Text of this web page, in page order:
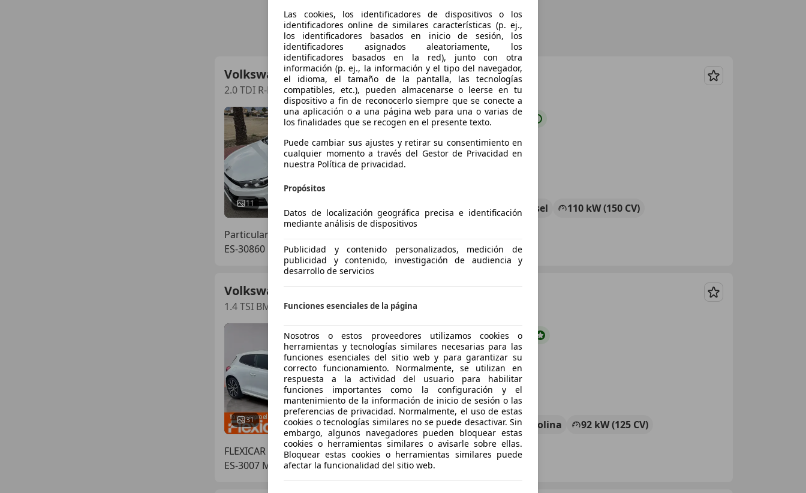
Volkswagen Scirocco
2.0 TDI R-Line (Blue Motion Technologie)
Guardar
11
€ 19.999 Precio justo
12/2016 46.000 km Diésel
110 kW (150 CV)
Particular
ES-30860 Puerto De Mazarron
Volkswagen Scirocco
1.4 TSI BMT R-Line
Guardar
31
€ 13.490 Súperoferta
01/2017 97.000 km Gasolina
92 kW (125 CV)
FLEXICAR MURCIA.
ES-3007 MURCIA
Las cookies, los identificadores de dispositivos o los
identificadores online de similares características (p. ej.,
los identificadores basados en inicio de sesión, los
identificadores asignados aleatoriamente, los
identificadores basados en la red), junto con otra
información (p. ej., la información y el tipo del navegador,
el idioma, el tamaño de la pantalla, las tecnologías
compatibles, etc.), pueden almacenarse o leerse en tu
dispositivo a fin de reconocerlo siempre que se conecte a
una aplicación o a una página web para una o varias de
los finalidades que se recogen en el presente texto.
Puede cambiar sus ajustes y retirar su consentimiento en
cualquier momento a través del Gestor de Privacidad en
nuestra Política de privacidad.
Propósitos
Datos de localización geográfica precisa e identificación
mediante análisis de dispositivos
Publicidad y contenido personalizados, medición de
publicidad y contenido, investigación de audiencia y
desarrollo de servicios
Funciones esenciales de la página
Nosotros o estos proveedores utilizamos cookies o
herramientas y tecnologías similares necesarias para las
funciones esenciales del sitio web y para garantizar su
correcto funcionamiento. Normalmente, se utilizan en
respuesta a la actividad del usuario para habilitar
funciones importantes como la configuración y el
mantenimiento de la información de inicio de sesión o las
preferencias de privacidad. Normalmente, el uso de estas
cookies o tecnologías similares no se puede desactivar. Sin
embargo, algunos navegadores pueden bloquear estas
cookies o herramientas similares o avisarle sobre ellas.
Bloquear estas cookies o herramientas similares puede
afectar la funcionalidad del sitio web.